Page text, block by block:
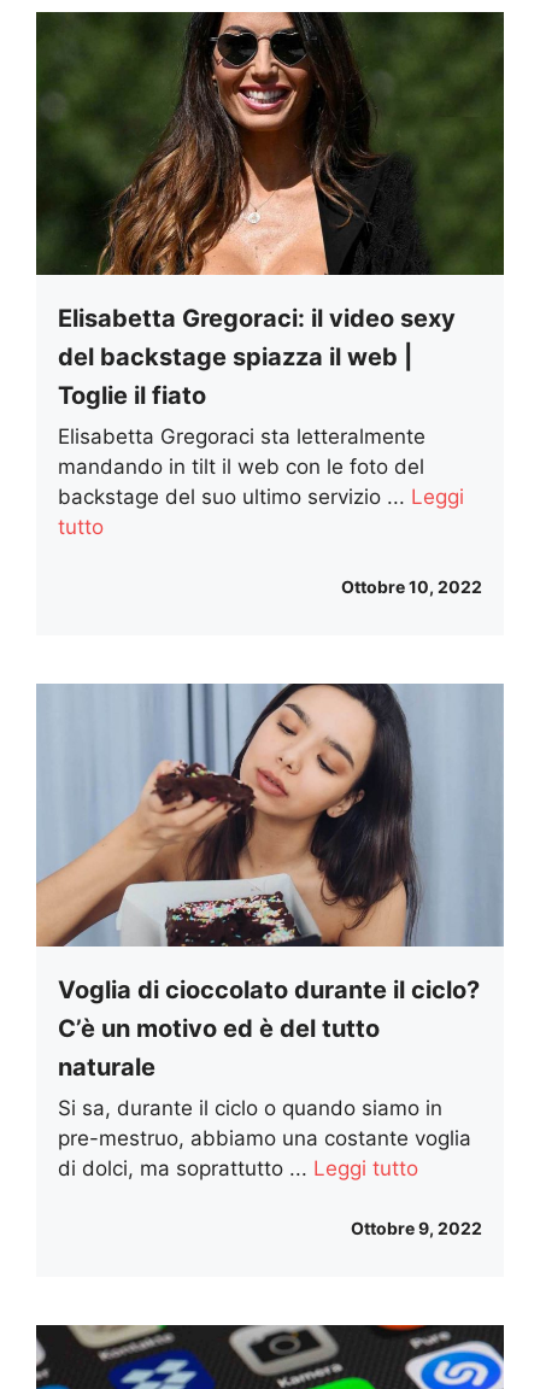
Elisabetta Gregoraci: il video sexy
del backstage spiazza il web |
Toglie il fiato
Elisabetta Gregoraci sta letteralmente
mandando in tilt il web con le foto del
backstage del suo ultimo servizio ... Leggi
tutto
Ottobre 10, 2022
Voglia di cioccolato durante il ciclo?
C’è un motivo ed è del tutto
naturale
Si sa, durante il ciclo o quando siamo in
pre-mestruo, abbiamo una costante voglia
di dolci, ma soprattutto ... Leggi tutto
Ottobre 9, 2022